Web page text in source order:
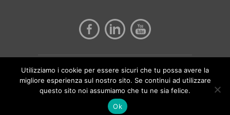
Mariana Gabriela Alvarez Favela |
Language Coach - PI 2345568979
<a
href="http://www.kairosikonstudio.com">Website
Credits</a>
Utilizziamo i cookie per essere sicuri che tu possa avere la
migliore esperienza sul nostro sito. Se continui ad utilizzare
questo sito noi assumiamo che tu ne sia felice.
Ok